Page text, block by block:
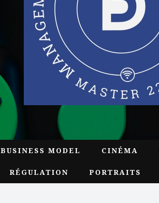
BUSINESS MODEL CINÉMA
RÉGULATION PORTRAITS